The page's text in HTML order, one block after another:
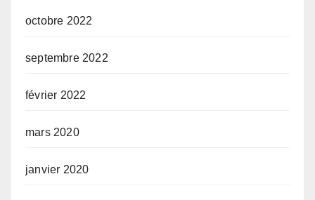
octobre 2022
septembre 2022
février 2022
mars 2020
janvier 2020